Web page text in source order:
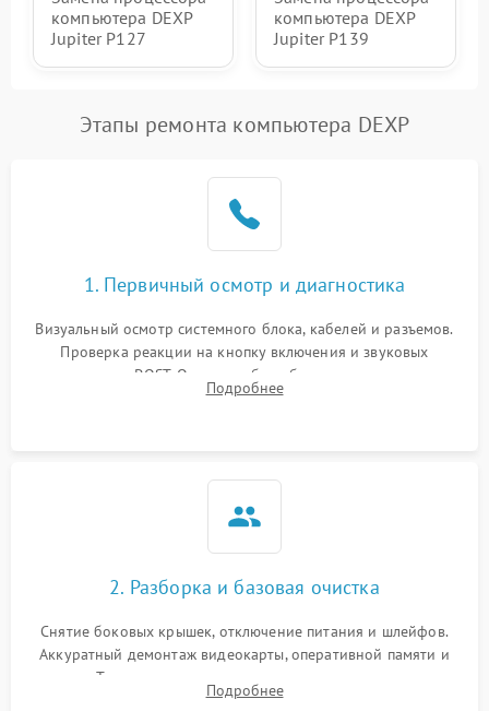
компьютера DEXP
Jupiter P127
компьютера DEXP
Jupiter P139
Этапы ремонта компьютера DEXP
1. Первичный осмотр и диагностика
Визуальный осмотр системного блока, кабелей и разъемов.
Проверка реакции на кнопку включения и звуковых
сигналов POST. Оценка работы блока питания для
локализации базовых неисправностей без полного разбора.
Подробнее
2. Разборка и базовая очистка
Снятие боковых крышек, отключение питания и шлейфов.
Аккуратный демонтаж видеокарты, оперативной памяти и
кулеров. Тщательная очистка корпуса и радиаторов от пыли
с помощью сжатого воздуха для предотвращения
Подробнее